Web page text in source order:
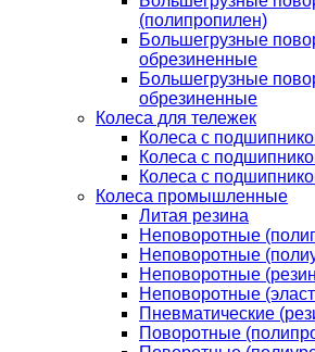
(полипропилен)
Большегрузные
обрезиненные
Большегрузные
обрезиненные
Колеса для тележек
Колеса с
Колеса с
Колеса с
Колеса промышленные
Литая резина
Неповоротные
Неповоротные
Неповоротные
Неповоротные
Пневматические
Поворотные